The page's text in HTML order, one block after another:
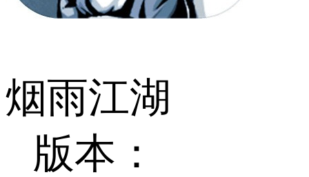
烟雨江湖
版本：